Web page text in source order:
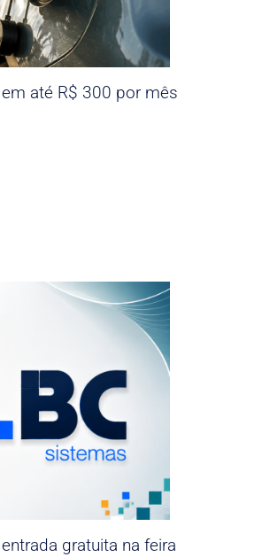
até R$ 300 por mês
gratuita na feira